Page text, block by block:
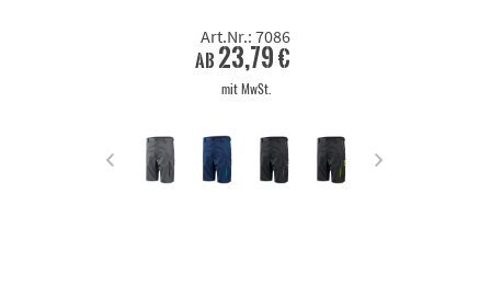
Art.Nr.: 7086
ab 23,79 €
mit MwSt.